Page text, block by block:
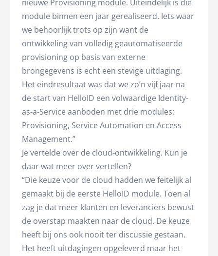
nieuwe Provisioning module. Uiteindelijk is die
module binnen een jaar gerealiseerd. Iets waar
we behoorlijk trots op zijn want de
ontwikkeling van volledig geautomatiseerde
provisioning op basis van externe
brongegevens is echt een stevige uitdaging.
Het eindresultaat was dat we zo’n vijf jaar na
de start van HelloID een volwaardige Identity-
as-a-Service aanboden met drie modules:
Provisioning, Service Automation en Access
Management.”
Je vertelde over de cloud-ontwikkeling. Kun je
daar wat meer over vertellen?
“Die keuze voor de cloud hadden we feitelijk al
gemaakt bij de eerste HelloID module. Toen al
zag je dat meer klanten en leveranciers bewust
de overstap maakten naar de cloud. De keuze
heeft bij ons ook nooit ter discussie gestaan.
Het heeft uitdagingen opgeleverd maar het